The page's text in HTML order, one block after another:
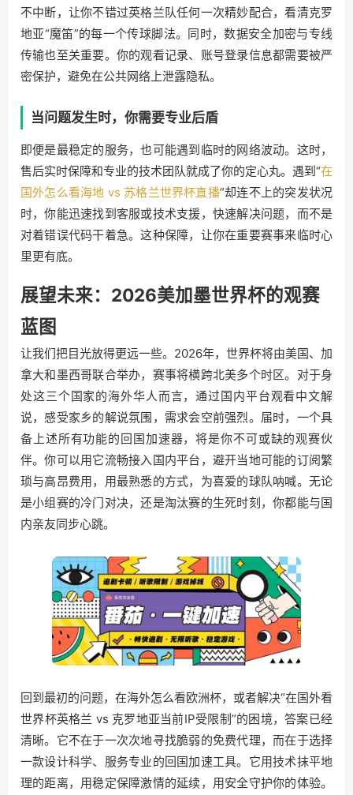
不中断，让你不错过英格兰队任何一次精妙配合，看清克罗
地亚“魔笛”的每一个传球脚法。同时，数据安全加密与专线
传输也至关重要。你的观看记录、账号登录信息都需要被严
密保护，避免在公共网络上泄露隐私。
当问题发生时，你需要专业后盾
即便是最稳定的服务，也可能遇到临时的网络波动。这时，
售后实时保障和专业的技术团队就成了你的定心丸。遇到“在
国外怎么看海地 vs 苏格兰世界杯直播”却连不上的突发状况
时，你能迅速找到客服或技术支援，快速解决问题，而不是
对着错误代码干着急。这种保障，让你在重要赛事来临时心
里更有底。
展望未来：2026美加墨世界杯的观赛
蓝图
让我们把目光放得更远一些。2026年，世界杯将由美国、加
拿大和墨西哥联合举办，赛事将横跨北美多个时区。对于身
处这三个国家的海外华人而言，通过国内平台观看中文解
说，感受家乡的解说氛围，需求会空前强烈。届时，一个具
备上述所有功能的回国加速器，将是你不可或缺的观赛伙
伴。你可以用它流畅接入国内平台，避开当地可能的订阅繁
琐与高昂费用，用最熟悉的方式，为喜爱的球队呐喊。无论
是小组赛的冷门对决，还是淘汰赛的生死时刻，你都能与国
内亲友同步心跳。
回到最初的问题，在海外怎么看欧洲杯，或者解决“在国外看
世界杯英格兰 vs 克罗地亚当前IP受限制”的困境，答案已经
清晰。它不在于一次次地寻找脆弱的免费代理，而在于选择
一款设计科学、服务专业的回国加速工具。它用技术抹平地
理的距离，用稳定保障激情的延续，用安全守护你的体验。